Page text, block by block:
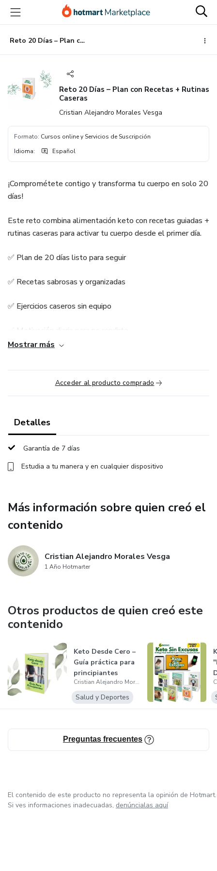
principal
página
de
página
Reto 20 Días – Plan con Recetas + Rutinas Caseras
Reto 20 Días – Plan con Recetas + Rutinas
Caseras
Cristian Alejandro Morales Vesga
Formato: Cursos online y Servicios de Suscripción
Idioma: Español
¡Comprométete contigo y transforma tu cuerpo en solo 20
días!
Este reto combina alimentación keto con recetas guiadas +
rutinas caseras para activar tu cuerpo desde el primer día.
✅ Plan de 20 días listo para seguir
✅ Recetas sabrosas y organizadas
✅ Ejercicios caseros sin equipo
✅ Motivación diaria para no rendirte
Mostrar más
Acceder al producto comprado
Detalles
Garantía de 7 días
Estudia a tu manera y en cualquier dispositivo
Más información sobre quien creó el
contenido
Cristian Alejandro Morales Vesga
1 Año Hotmarter
Otros productos de quien creó este
contenido
Keto Desde Cero –
Guía práctica para
principiantes
Cristian Alejandro Morales Vesga
Salud y Deportes
Preguntas frecuentes
El contenido de este producto no representa la opinión de Hotmart.
Si ves informaciones inadecuadas, denúncialas aquí